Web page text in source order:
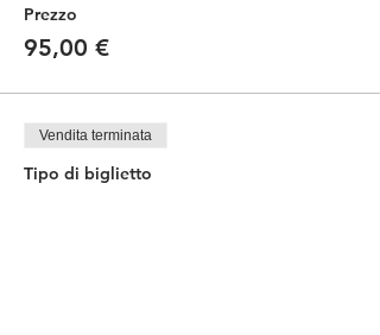
Prezzo
95,00 €
Vendita terminata
Tipo di biglietto